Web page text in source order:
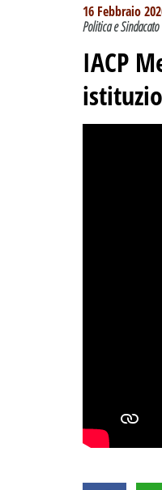
16 Febbraio
Politica e Sindacato
IACP